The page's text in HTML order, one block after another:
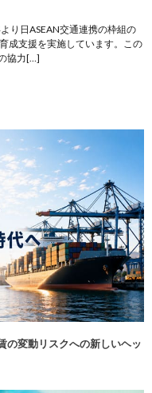
り日ASEAN交通連携の枠組の
成支援を実施しています。この
協力[…]
の変動リスクへの新しいヘッ